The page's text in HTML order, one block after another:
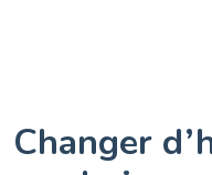
Changer